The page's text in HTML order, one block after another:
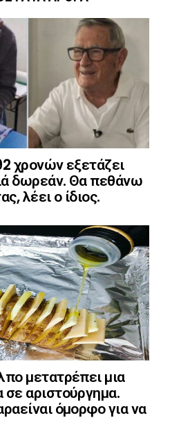
χρονών εξετάζει
δωρεάν. Θα πεθάνω
λέει ο ίδιος.
μετατρέπει μια
αριστούργημα.
όμορφο για να